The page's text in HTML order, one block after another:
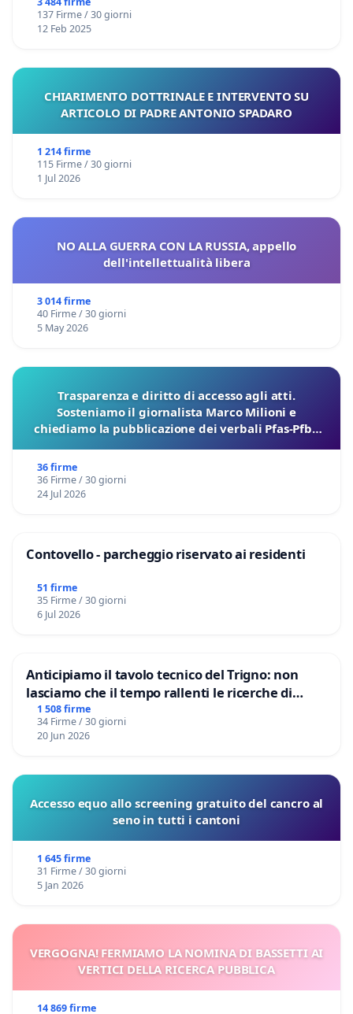
137 Firme / 30 giorni
12 Feb 2025
CHIARIMENTO DOTTRINALE E INTERVENTO SU
ARTICOLO DI PADRE ANTONIO SPADARO
1 214 firme
115 Firme / 30 giorni
1 Jul 2026
NO ALLA GUERRA CON LA RUSSIA, appello
dell'intellettualità libera
3 014 firme
40 Firme / 30 giorni
5 May 2026
Trasparenza e diritto di accesso agli atti.
Sosteniamo il giornalista Marco Milioni e
chiediamo la pubblicazione dei verbali Pfas-Pfba
36 firme
36 Firme / 30 giorni
24 Jul 2026
Contovello - parcheggio riservato ai residenti
51 firme
35 Firme / 30 giorni
6 Jul 2026
Anticipiamo il tavolo tecnico del Trigno: non
lasciamo che il tempo rallenti le ricerche di
Domenico Racanati
1 508 firme
34 Firme / 30 giorni
20 Jun 2026
Accesso equo allo screening gratuito del cancro al
seno in tutti i cantoni
1 645 firme
31 Firme / 30 giorni
5 Jan 2026
VERGOGNA! FERMIAMO LA NOMINA DI BASSETTI AI
VERTICI DELLA RICERCA PUBBLICA
14 869 firme